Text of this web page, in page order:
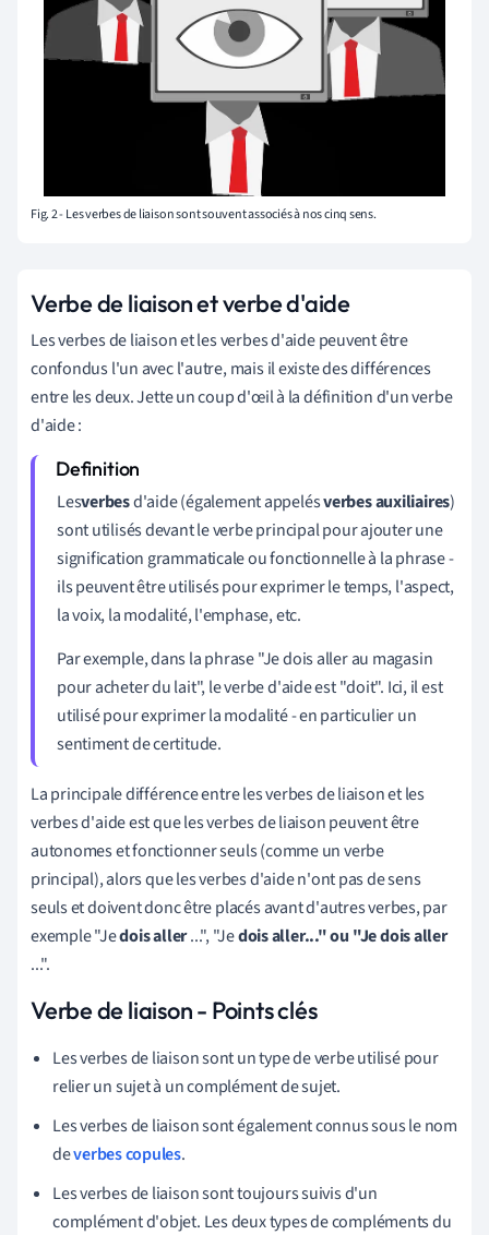
Fig. 2 - Les verbes de liaison sont souvent associés à nos cinq sens.
Verbe de liaison et verbe d'aide
Les verbes de liaison et les verbes d'aide peuvent être
confondus l'un avec l'autre, mais il existe des différences
entre les deux. Jette un coup d'œil à la définition d'un verbe
d'aide :
Lesverbesd'aide (également appelésverbes auxiliaires)
sont utilisés devant le verbe principal pour ajouter une
signification grammaticale ou fonctionnelle à la phrase -
ils peuvent être utilisés pour exprimer le temps, l'aspect,
la voix, la modalité, l'emphase, etc.
Par exemple, dans la phrase "Je dois aller au magasin
pour acheter du lait", le verbe d'aide est "doit". Ici, il est
utilisé pour exprimer la modalité - en particulier un
sentiment de certitude.
La principale différence entre les verbes de liaison et les
verbes d'aide est que les verbes de liaison peuvent être
autonomes et fonctionner seuls (comme un verbe
principal), alors que les verbes d'aide n'ont pas de sens
seuls et doivent donc être placés avant d'autres verbes, par
exemple "Jedois aller...", "Jedois aller..." ou "Je dois aller
...".
Verbe de liaison - Points clés
Les verbes de liaison sont un type de verbe utilisé pour
relier un sujet à un complément de sujet.
Les verbes de liaison sont également connus sous le nom
deverbes copules.
Les verbes de liaison sont toujours suivis d'un
complément d'objet. Les deux types de compléments du